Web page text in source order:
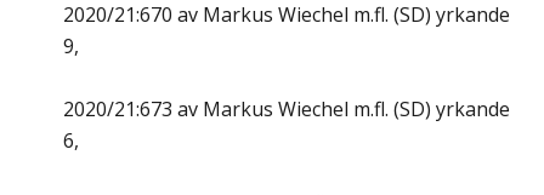
2020/21:670 av Markus Wiechel m.fl. (SD) yrkande
9,
2020/21:673 av Markus Wiechel m.fl. (SD) yrkande
6,